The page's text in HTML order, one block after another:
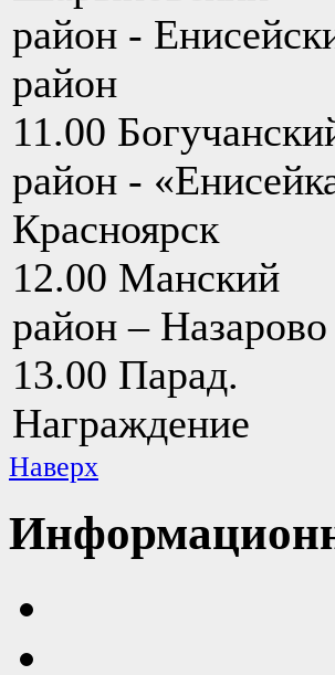
район -
район
11.00
район -
Красноярск
12.00 Манский
район – Назарово
13.00 Парад.
Награждение
Наверх